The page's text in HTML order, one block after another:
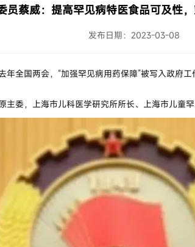
员蔡威：提高罕见病特医食品可及性
发布日期：2023-03-08
国两会，“加强罕见病用药保障”被写入政府工
，上海市儿科医学研究所所长、上海市儿童罕